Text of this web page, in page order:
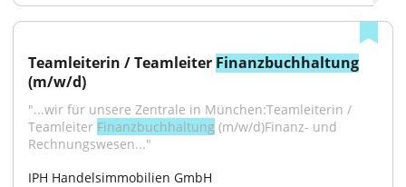
Teamleiterin / Teamleiter Finanzbuchhaltung
(m/w/d)
"...wir für unsere Zentrale in München:Teamleiterin /
Teamleiter Finanzbuchhaltung (m/w/d)Finanz- und
Rechnungswesen..."
IPH Handelsimmobilien GmbH